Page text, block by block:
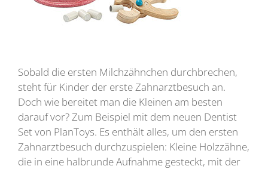
Sobald die ersten Milchzähnchen durchbrechen,
steht für Kinder der erste Zahnarztbesuch an.
Doch wie bereitet man die Kleinen am besten
darauf vor? Zum Beispiel mit dem neuen Dentist
Set von PlanToys. Es enthält alles, um den ersten
Zahnarztbesuch durchzuspielen: Kleine Holzzähne,
die in eine halbrunde Aufnahme gesteckt, mit der